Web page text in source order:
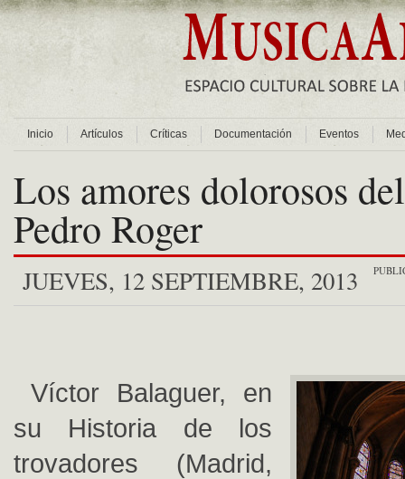
Inicio Artículos Críticas Documentación Eventos
Los amores dolorosos
Pedro Roger
JUEVES, 12 SEPTIEMBRE, 2013
Víctor Balaguer, en
su Historia de los
trovadores (Madrid,